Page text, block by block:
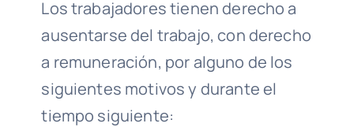
Los trabajadores tienen derecho a
ausentarse del trabajo, con derecho
a remuneración, por alguno de los
siguientes motivos y durante el
tiempo siguiente: